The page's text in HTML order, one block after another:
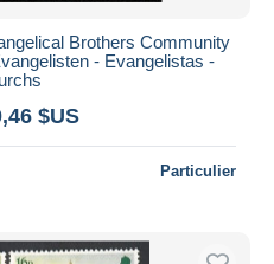
Brothers Community
- Evangelistas -
$US
Particulier